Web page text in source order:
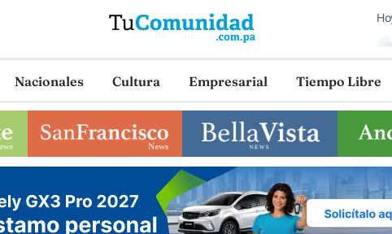
Nacionales Cultura Empresarial Tiempo Libre